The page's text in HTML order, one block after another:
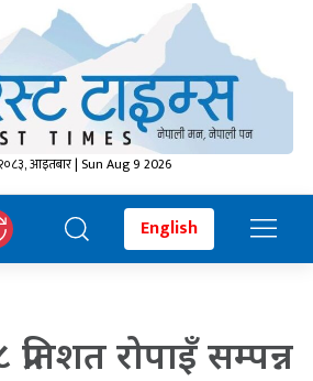
आइतबार | Sun Aug 9 2026
English
रोपाइँ सम्पन्न